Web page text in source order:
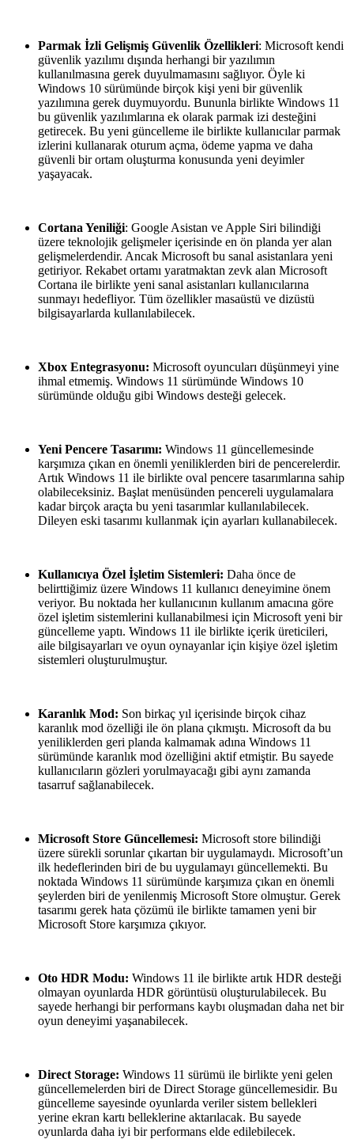
Parmak İzli Gelişmiş Güvenlik Özellikleri: Microsoft kendi
güvenlik yazılımı dışında herhangi bir yazılımın
kullanılmasına gerek duyulmamasını sağlıyor. Öyle ki
Windows 10 sürümünde birçok kişi yeni bir güvenlik
yazılımına gerek duymuyordu. Bununla birlikte Windows 11
bu güvenlik yazılımlarına ek olarak parmak izi desteğini
getirecek. Bu yeni güncelleme ile birlikte kullanıcılar parmak
izlerini kullanarak oturum açma, ödeme yapma ve daha
güvenli bir ortam oluşturma konusunda yeni deyimler
yaşayacak.
Cortana Yeniliği: Google Asistan ve Apple Siri bilindiği
üzere teknolojik gelişmeler içerisinde en ön planda yer alan
gelişmelerdendir. Ancak Microsoft bu sanal asistanlara yeni
getiriyor. Rekabet ortamı yaratmaktan zevk alan Microsoft
Cortana ile birlikte yeni sanal asistanları kullanıcılarına
sunmayı hedefliyor. Tüm özellikler masaüstü ve dizüstü
bilgisayarlarda kullanılabilecek.
Xbox Entegrasyonu: Microsoft oyuncuları düşünmeyi yine
ihmal etmemiş. Windows 11 sürümünde Windows 10
sürümünde olduğu gibi Windows desteği gelecek.
Yeni Pencere Tasarımı: Windows 11 güncellemesinde
karşımıza çıkan en önemli yeniliklerden biri de pencerelerdir.
Artık Windows 11 ile birlikte oval pencere tasarımlarına sahip
olabileceksiniz. Başlat menüsünden pencereli uygulamalara
kadar birçok araçta bu yeni tasarımlar kullanılabilecek.
Dileyen eski tasarımı kullanmak için ayarları kullanabilecek.
Kullanıcıya Özel İşletim Sistemleri: Daha önce de
belirttiğimiz üzere Windows 11 kullanıcı deneyimine önem
veriyor. Bu noktada her kullanıcının kullanım amacına göre
özel işletim sistemlerini kullanabilmesi için Microsoft yeni bir
güncelleme yaptı. Windows 11 ile birlikte içerik üreticileri,
aile bilgisayarları ve oyun oynayanlar için kişiye özel işletim
sistemleri oluşturulmuştur.
Karanlık Mod: Son birkaç yıl içerisinde birçok cihaz
karanlık mod özelliği ile ön plana çıkmıştı. Microsoft da bu
yeniliklerden geri planda kalmamak adına Windows 11
sürümünde karanlık mod özelliğini aktif etmiştir. Bu sayede
kullanıcıların gözleri yorulmayacağı gibi aynı zamanda
tasarruf sağlanabilecek.
Microsoft Store Güncellemesi: Microsoft store bilindiği
üzere sürekli sorunlar çıkartan bir uygulamaydı. Microsoft’un
ilk hedeflerinden biri de bu uygulamayı güncellemekti. Bu
noktada Windows 11 sürümünde karşımıza çıkan en önemli
şeylerden biri de yenilenmiş Microsoft Store olmuştur. Gerek
tasarımı gerek hata çözümü ile birlikte tamamen yeni bir
Microsoft Store karşımıza çıkıyor.
Oto HDR Modu: Windows 11 ile birlikte artık HDR desteği
olmayan oyunlarda HDR görüntüsü oluşturulabilecek. Bu
sayede herhangi bir performans kaybı oluşmadan daha net bir
oyun deneyimi yaşanabilecek.
Direct Storage: Windows 11 sürümü ile birlikte yeni gelen
güncellemelerden biri de Direct Storage güncellemesidir. Bu
güncelleme sayesinde oyunlarda veriler sistem bellekleri
yerine ekran kartı belleklerine aktarılacak. Bu sayede
oyunlarda daha iyi bir performans elde edilebilecek.